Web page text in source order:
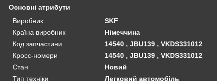
Основні атрибути
Виробник
SKF
Країна виробник
Німеччина
Код запчастини
14540 , JBU139 , VKDS331012
Кросс-номери
14540 , JBU139 , VKDS331012
Стан
Новий
Тип техніки
Легковий автомобіль